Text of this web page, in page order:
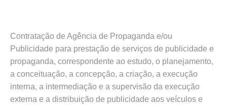
Contratação de Agência de Propaganda e/ou
Publicidade para prestação de serviços de publicidade e
propaganda, correspondente ao estudo, o planejamento,
a conceituação, a concepção, a criação, a execução
interna, a intermediação e a supervisão da execução
externa e a distribuição de publicidade aos veículos e